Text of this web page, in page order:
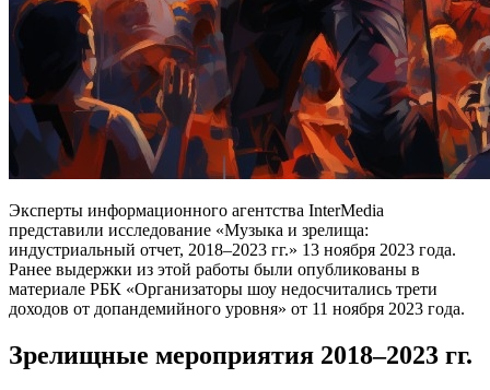
Эксперты информационного агентства InterMedia
представили исследование «Музыка и зрелища:
индустриальный отчет, 2018–2023 гг.» 13 ноября 2023 года.
Ранее выдержки из этой работы были опубликованы в
материале РБК «Организаторы шоу недосчитались трети
доходов от допандемийного уровня» от 11 ноября 2023 года.
Зрелищные мероприятия 2018–2023 гг.